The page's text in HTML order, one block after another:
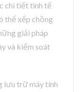
chi tiết tinh tế
thể xếp chồng
giải pháp
và kiểm soát
lưu trữ máy tính